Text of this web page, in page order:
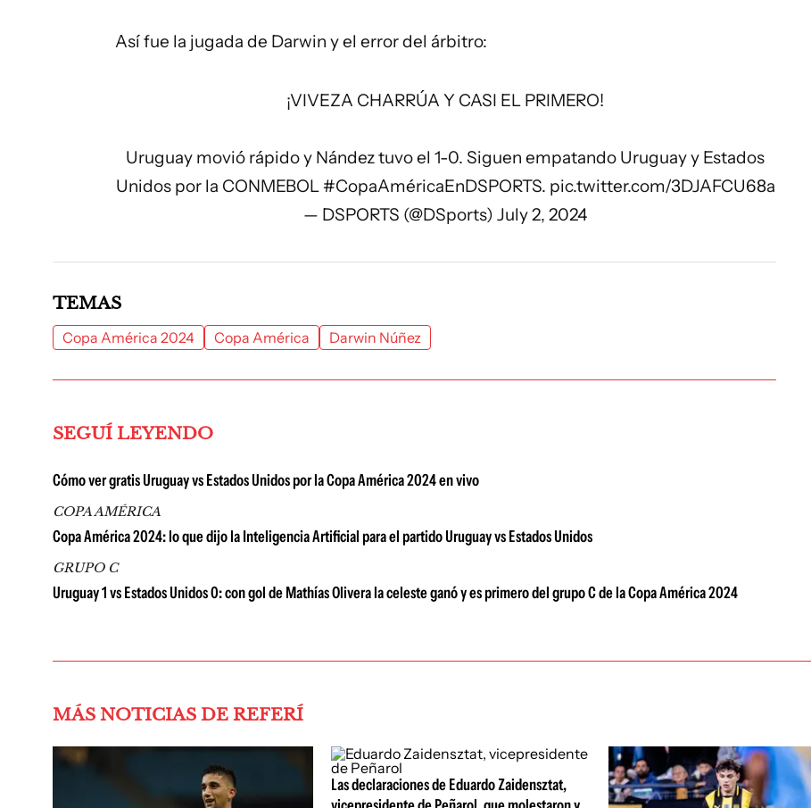
Así fue la jugada de Darwin y el error del árbitro:
¡VIVEZA CHARRÚA Y CASI EL PRIMERO!
Uruguay movió rápido y Nández tuvo el 1-0. Siguen empatando Uruguay y Estados
Unidos por la CONMEBOL#CopaAméricaEnDSPORTS. pic.twitter.com/3DJAFCU68a
— DSPORTS (@DSports)July 2, 2024
TEMAS
Copa América 2024 Copa América Darwin Núñez
SEGUÍ LEYENDO
Cómo ver gratis Uruguay vs Estados Unidos por la Copa América 2024 en vivo
COPA AMÉRICA
Copa América 2024: lo que dijo la Inteligencia Artificial para el partido Uruguay vs Estados Unidos
GRUPO C
Uruguay 1 vs Estados Unidos 0: con gol de Mathías Olivera la celeste ganó y es primero del grupo C de la Copa América 2024
MÁS NOTICIAS DE REFERÍ
Las declaraciones de Eduardo Zaidensztat,